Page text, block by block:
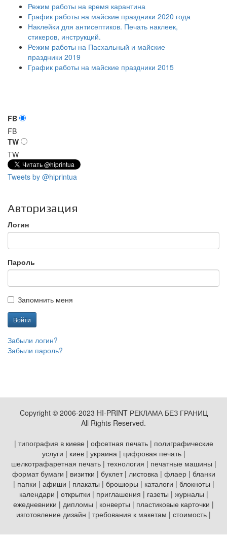
Режим работы на время карантина
График работы на майские праздники 2020 года
Наклейки для антисептиков. Печать наклеек,
стикеров, инструкций.
Режим работы на Пасхальный и майские
праздники 2019
График работы на майские праздники 2015
FB
FB
TW
TW
Tweets by @hiprintua
Авторизация
Логин
Пароль
Запомнить меня
Войти
Забыли логин?
Забыли пароль?
Copyright © 2006-2023 HI-PRINT РЕКЛАМА БЕЗ ГРАНИЦ
All Rights Reserved.
| типография в киеве | офсетная печать | полиграфические
услуги | киев | украина | цифровая печать |
шелкотрафаретная печать | технология | печатные машины |
формат бумаги | визитки | буклет | листовка | флаер | бланки
| папки | афиши | плакаты | брошюры | каталоги | блокноты |
календари | открытки | приглашения | газеты | журналы |
ежедневники | дипломы | конверты | пластиковые карточки |
изготовление дизайн | требования к макетам | стоимость |